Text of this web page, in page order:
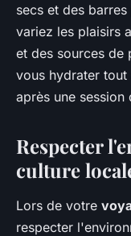
secs et des
variez les plaisirs
et des sources de
vous hydrater
après une session
Respecter
culture
Lors de votre
respecter